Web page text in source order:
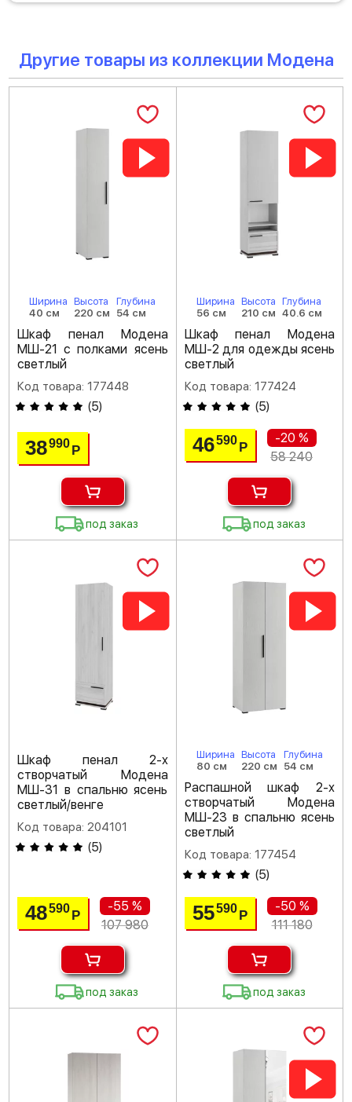
Другие товары из коллекции Модена
Ширина
40 см
Высота
220 см
Глубина
54 см
Шкаф пенал Модена
МШ-21 с полками ясень
светлый
Код товара: 177448
(5)
38990Р
под заказ
Ширина
56 см
Высота
210 см
Глубина
40.6 см
Шкаф пенал Модена
МШ-2 для одежды ясень
светлый
Код товара: 177424
(5)
46590 Р
-20 %
58 240
под заказ
Шкаф пенал 2-х
створчатый Модена
МШ-31 в спальню ясень
светлый/венге
Код товара: 204101
(5)
48590Р
-55 %
107 980
под заказ
Ширина
80 см
Высота
220 см
Глубина
54 см
Распашной шкаф 2-х
створчатый Модена
МШ-23 в спальню ясень
светлый
Код товара: 177454
(5)
55590 Р
-50 %
111 180
под заказ